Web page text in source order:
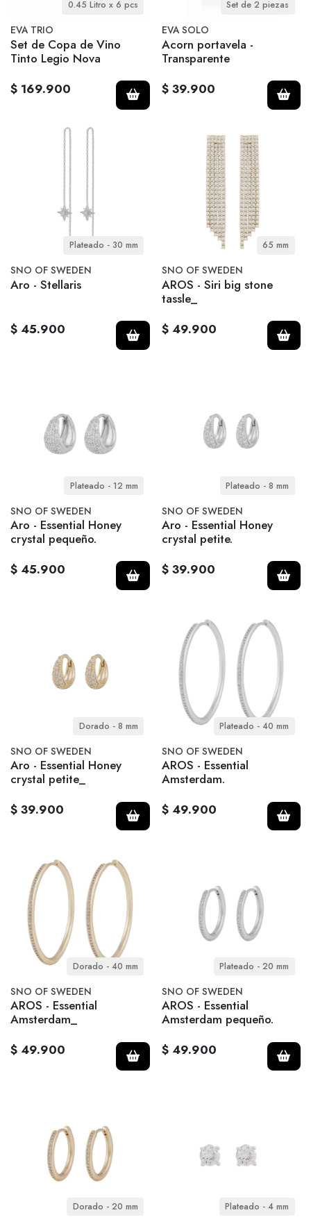
0.45 Litro x 6 pcs
EVA TRIO
Set de Copa de Vino
Tinto Legio Nova
$ 169.900
Set de 2 piezas
EVA SOLO
Acorn portavela -
Transparente
$ 39.900
Plateado - 30 mm
SNO OF SWEDEN
Aro - Stellaris
$ 45.900
65 mm
SNO OF SWEDEN
AROS - Siri big stone
tassle_
$ 49.900
Plateado - 12 mm
SNO OF SWEDEN
Aro - Essential Honey
crystal pequeño.
$ 45.900
Plateado - 8 mm
SNO OF SWEDEN
Aro - Essential Honey
crystal petite.
$ 39.900
Dorado - 8 mm
SNO OF SWEDEN
Aro - Essential Honey
crystal petite_
$ 39.900
Plateado - 40 mm
SNO OF SWEDEN
AROS - Essential
Amsterdam.
$ 49.900
Dorado - 40 mm
SNO OF SWEDEN
AROS - Essential
Amsterdam_
$ 49.900
Plateado - 20 mm
SNO OF SWEDEN
AROS - Essential
Amsterdam pequeño.
$ 49.900
Dorado - 20 mm Plateado - 4 mm